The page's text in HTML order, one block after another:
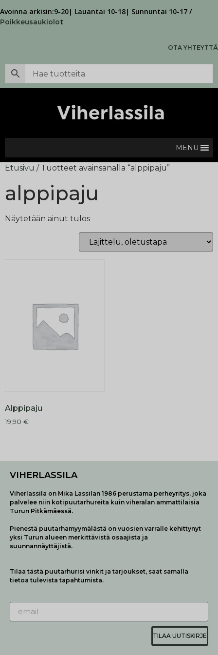
Avoinna arkisin:9-20| Lauantai 10-18| Sunnuntai 10-17 /
Poikkeusaukiolot
OTA YHTEYTTÄ
MENU
Etusivu / Tuotteet avainsanalla “alppipaju”
alppipaju
Näytetään ainut tulos
Alppipaju
19,90 €
VIHERLASSILA
Viherlassila on Mika Lassilan 1986 perustama perheyritys, joka
palvelee niin kotipuutarhureita kuin viheralan ammattilaisia
Turun Pitkämäessä.
Pienestä puutarhamyymälästä on vuosien varralle kehittynyt
yksi Turun alueen merkittävistä osaajista ja
suunnannäyttäjistä.
Tilaa tästä puutarhurisi vinkit ja tarjoukset, saat samalla
tietoa tulevista tapahtumista.
TILAA UUTISKIRJE